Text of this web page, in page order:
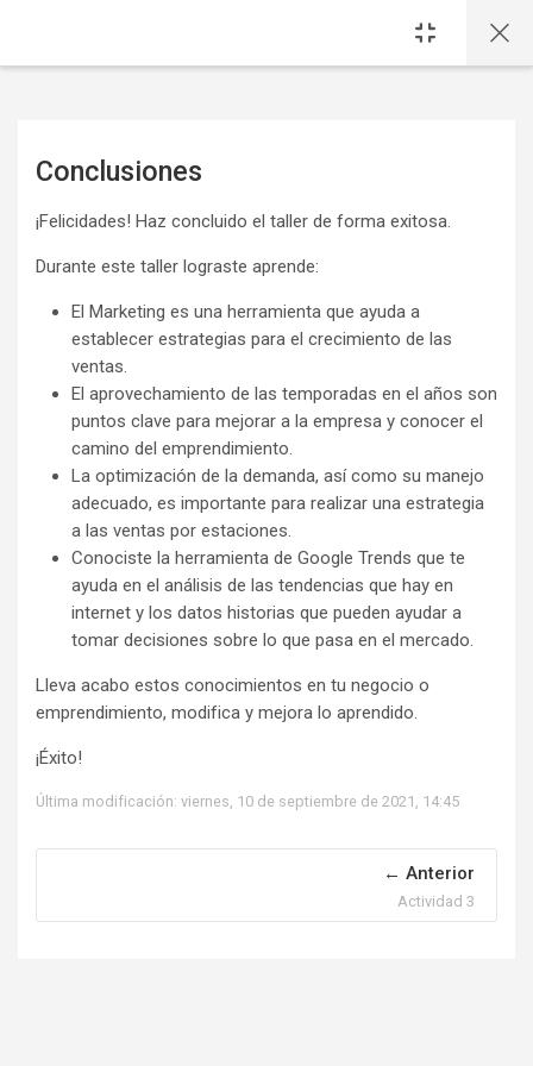
Conclusiones
Requisitos de finalización
¡Felicidades! Haz concluido el taller de forma exitosa.
Durante este taller lograste aprende:
El Marketing es una herramienta que ayuda a
establecer estrategias para el crecimiento de las
ventas.
El aprovechamiento de las temporadas en el años son
puntos clave para mejorar a la empresa y conocer el
camino del emprendimiento.
La optimización de la demanda, así como su manejo
adecuado, es importante para realizar una estrategia
a las ventas por estaciones.
Conociste la herramienta de Google Trends que te
ayuda en el análisis de las tendencias que hay en
internet y los datos historias que pueden ayudar a
tomar decisiones sobre lo que pasa en el mercado.
Lleva acabo estos conocimientos en tu negocio o
emprendimiento, modifica y mejora lo aprendido.
¡Éxito!
Última modificación: viernes, 10 de septiembre de 2021, 14:45
Anterior
Actividad 3